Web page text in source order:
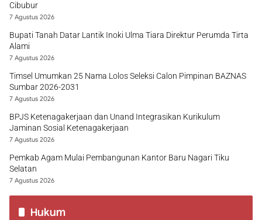
Cibubur
7 Agustus 2026
Bupati Tanah Datar Lantik Inoki Ulma Tiara Direktur Perumda Tirta
Alami
7 Agustus 2026
Timsel Umumkan 25 Nama Lolos Seleksi Calon Pimpinan BAZNAS
Sumbar 2026-2031
7 Agustus 2026
BPJS Ketenagakerjaan dan Unand Integrasikan Kurikulum
Jaminan Sosial Ketenagakerjaan
7 Agustus 2026
Pemkab Agam Mulai Pembangunan Kantor Baru Nagari Tiku
Selatan
7 Agustus 2026
Hukum